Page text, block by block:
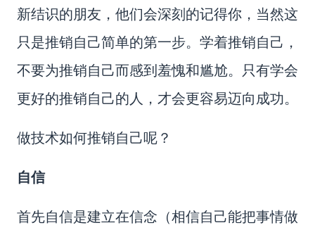
新结识的朋友，他们会深刻的记得你，当然这
只是推销自己简单的第一步。学着推销自己，
不要为推销自己而感到羞愧和尴尬。只有学会
更好的推销自己的人，才会更容易迈向成功。
做技术如何推销自己呢？
自信
首先自信是建立在信念（相信自己能把事情做